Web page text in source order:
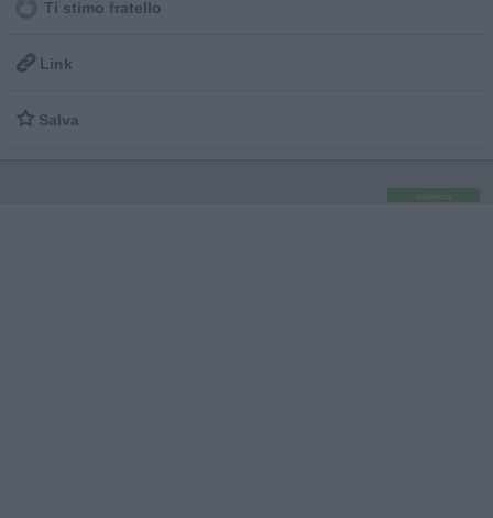
Ti stimo fratello
 Link
 Salva
pubblicità